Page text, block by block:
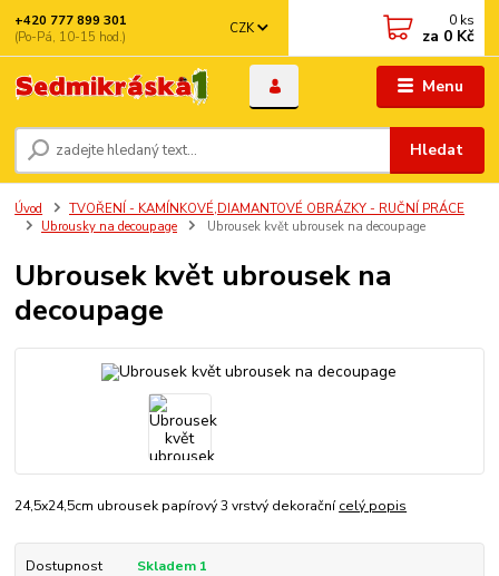
Menu
CZK
Hledat
+420 777 899 301
(Po-Pá, 10-15 hod.)
0 ks
za 0 Kč
Úvod
TVOŘENÍ - KAMÍNKOVÉ,DIAMANTOVÉ OBRÁZKY - RUČNÍ PRÁCE
Ubrousky na decoupage
Ubrousek květ ubrousek na decoupage
Ubrousek květ ubrousek na
decoupage
24,5x24,5cm ubrousek papírový 3 vrstvý dekoračnícelý popis
Dostupnost Skladem 1